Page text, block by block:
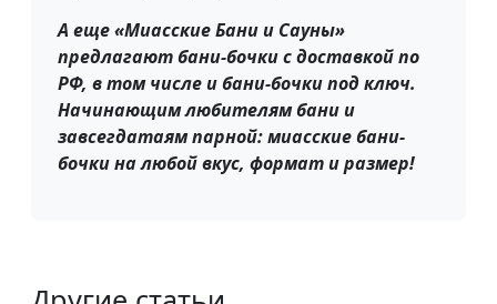
А еще «Миасские Бани и Сауны»
предлагают бани-бочки с доставкой по
РФ, в том числе и бани-бочки под ключ.
Начинающим любителям бани и
завсегдатаям парной: миасские бани-
бочки на любой вкус, формат и размер!